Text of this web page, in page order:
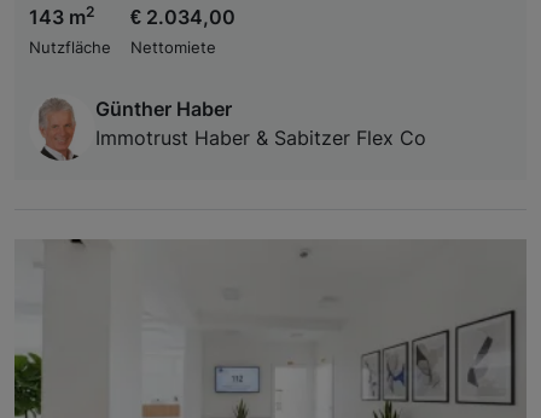
143 m2
Nutzfläche
€ 2.034,00
Nettomiete
Günther Haber
Immotrust Haber & Sabitzer Flex Co